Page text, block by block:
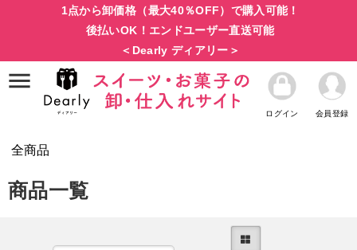
1点から卸価格（最大40％OFF）で購入可能！
後払いOK！エンドユーザー直送可能
＜Dearly ディアリー＞
ログイン 会員登録
全商品
商品一覧